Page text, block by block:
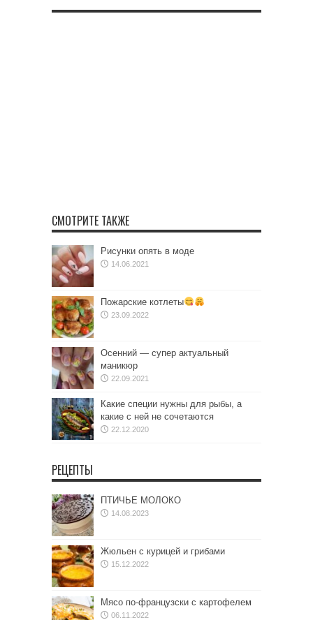
СМОТРИТЕ ТАКЖЕ
Рисунки опять в моде
14.06.2021
Пожарские котлеты
23.09.2022
Осенний — супер актуальный
маникюр
22.09.2021
Какие специи нужны для рыбы, а
какие с ней не сочетаются
22.12.2020
РЕЦЕПТЫ
ПТИЧЬЕ МОЛОКО
14.08.2023
Жюльен с курицей и грибами
15.12.2022
Мясо по-французски с картофелем
06.11.2022